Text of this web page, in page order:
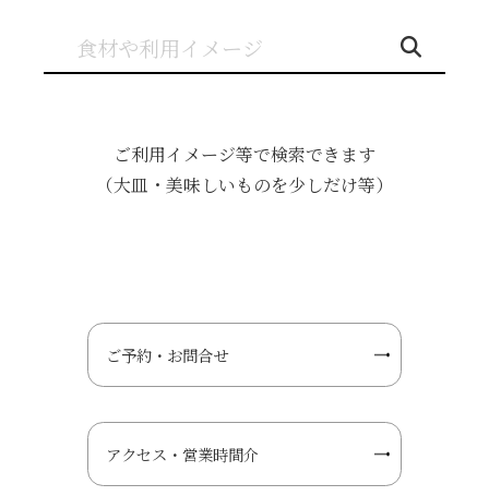
ご利用イメージ等で検索できます
（大皿・美味しいものを少しだけ等）
ご予約・お問合せ
アクセス・営業時間介